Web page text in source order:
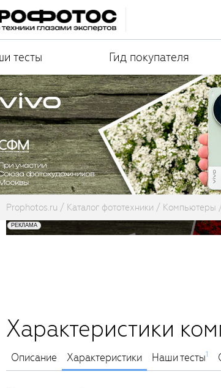
тесты Гид покупателя
Prophotos.ru Каталог фототехники Компьютеры
Характеристики
Описание Характеристики Наши тесты1